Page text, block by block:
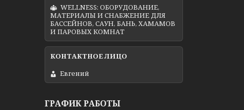
WELLNESS: ОБОРУДОВАНИЕ,
МАТЕРИАЛЫ И СНАБЖЕНИЕ ДЛЯ
БАССЕЙНОВ, САУН, БАНЬ, ХАМАМОВ
И ПАРОВЫХ КОМНАТ
Евгений
ГРАФИК РАБОТЫ